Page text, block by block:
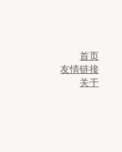
首页
友情链接
关于